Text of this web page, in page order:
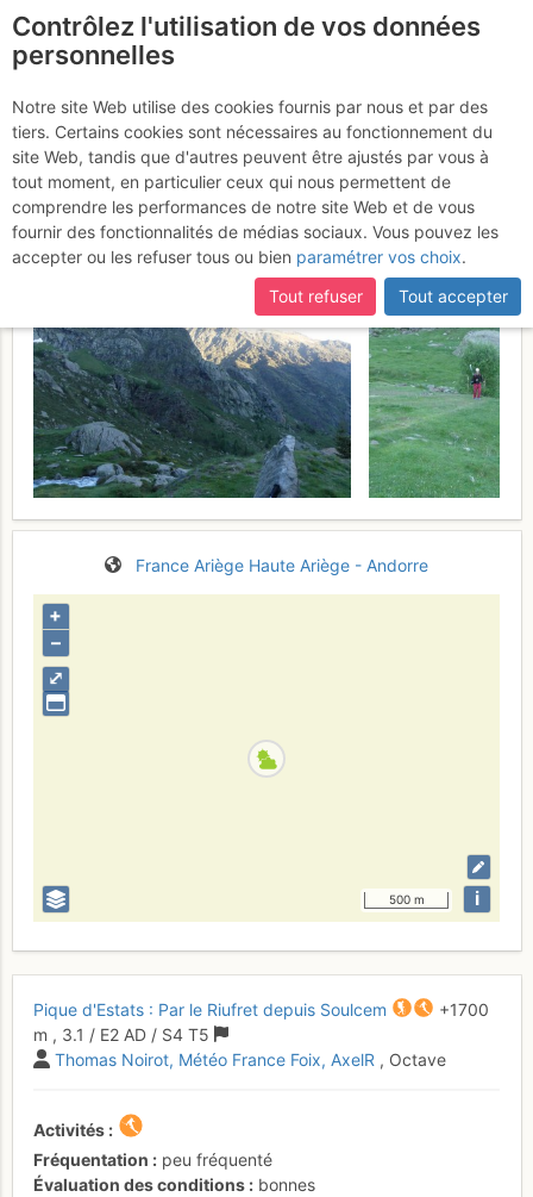
certaines pages ne sont plus accessibles, manquantes ou
incomplètes, déconnectez-vous puis reconnectez-vous à votre
compte sur le site.
Pique d'Estats : Par le
Riufret depuis Soulcem
Jeudi
28 mai 2026
France Ariège Haute Ariège - Andorre
⤢
+
–
500 m i
Pique d'Estats : Par le Riufret depuis Soulcem
+1700
m , 3.1 / E2 AD / S4 T5
Thomas Noirot Météo France Foix AxelR , Octave
Activités
Fréquentation
peu fréquenté
Évaluation des conditions
bonnes
Contrôlez l'utilisation de vos données
personnelles
Notre site Web utilise des cookies fournis par nous et par des
tiers. Certains cookies sont nécessaires au fonctionnement du
site Web, tandis que d'autres peuvent être ajustés par vous à
tout moment, en particulier ceux qui nous permettent de
comprendre les performances de notre site Web et de vous
fournir des fonctionnalités de médias sociaux. Vous pouvez les
accepter ou les refuser tous ou bien paramétrer vos choix.
Tout refuser
Tout accepter